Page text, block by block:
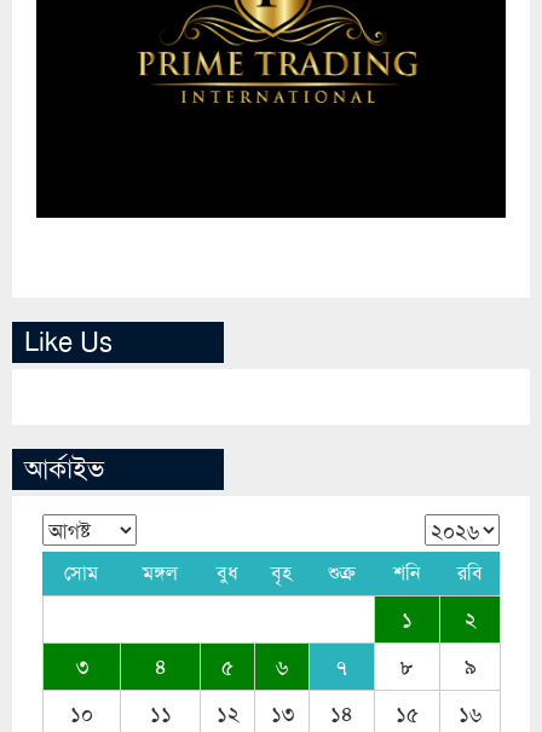
Like Us
আর্কাইভ
সোম মঙ্গল বুধ বৃহ শুক্র শনি রবি
১
২
৩
৪ ৫ ৬ ৭ ৮
৯
১০
১১ ১২ ১৩ ১৪ ১৫
১৬